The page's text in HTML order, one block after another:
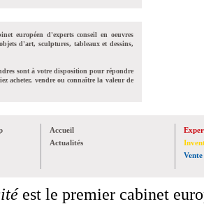
européen d'experts conseil en oeuvres
d'art, sculptures, tableaux et dessins,
sont à votre disposition pour répondre
acheter, vendre ou connaître la valeur de
Accueil
Actualités
Vente
est le premier cabinet